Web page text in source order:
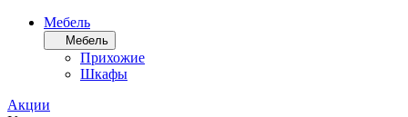
Мебель
Мебель
Прихожие
Шкафы
Акции